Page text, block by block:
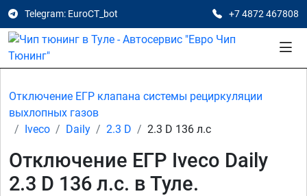
Telegram: EuroCT_bot +7 4872 467808
Отключение ЕГР клапана системы рециркуляции
выхлопных газов
Iveco
Daily 2.3 D 2.3 D 136 л.с
Отключение ЕГР Iveco Daily
2.3 D 136 л.с. в Туле.